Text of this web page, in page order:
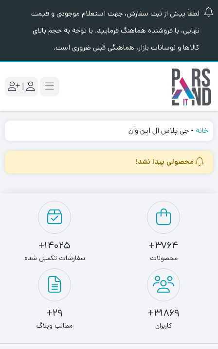
لطفاً پیش از ثبت سفارش، جهت استعلام موجودی و قیمت
نهایی، با فروشنده هماهنگ فرمایید. با توجه به حجم بالای
کالاها و نوسانات بازار، هماهنگی قبلی ضروری است.
|
خانه - جی پلاس آل این وان
محصولی پیدا نشد!
3764+
محصولات
14025+
سفارشات تکمیل شده
31869+
کاربران
29+
مطالب وبلاگ